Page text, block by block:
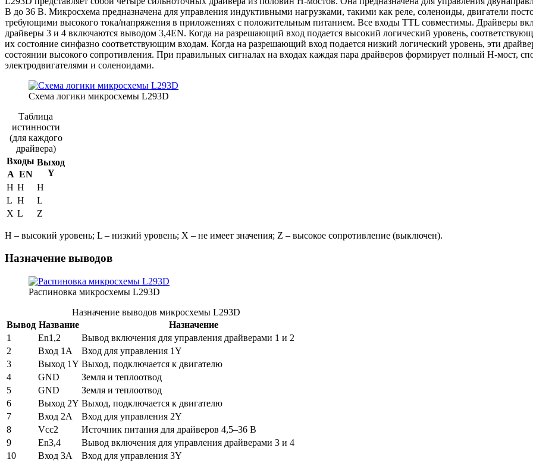
В до 36 В. Микросхема предназначена для управления индуктивными нагрузками, такими как реле, соленоиды, двигатели
требующими высокого тока/напряжения в приложениях с положительным питанием. Все входы TTL совместимы. Драйверы
драйверы 3 и 4 включаются выводом 3,4EN. Когда на разрешающий вход подается высокий логический уровень,
их состояние синфазно соответствующим входам. Когда на разрешающий вход подается низкий логический уровень, эти
состоянии высокого сопротивления. При правильных сигналах на входах каждая пара драйверов формирует полный Н-мост,
электродвигателями и соленоидами.
Схема логики микросхемы L293D
Таблица
истинности
(для каждого
драйвера)
Входы Выход
Y
A EN
H H
H
L H
L
X L Z
H – высокий уровень; L – низкий уровень; X – не имеет значения; Z – высокое сопротивление (выключен).
Назначение выводов
Распиновка микросхемы L293D
Назначение выводов микросхемы L293D
Вывод Название
Назначение
1
En1,2
Вывод включения для управления драйверами 1 и 2
2
Вход 1A
Вход для управления 1Y
3
Выход 1Y Выход, подключается к двигателю
4
GND
Земля и теплоотвод
5
GND
Земля и теплоотвод
6
Выход 2Y Выход, подключается к двигателю
7
Вход 2A
Вход для управления 2Y
8
Vcc2
Источник питания для драйверов 4,5–36 В
9
En3,4
Вывод включения для управления драйверами 3 и 4
10
Вход 3A
Вход для управления 3Y